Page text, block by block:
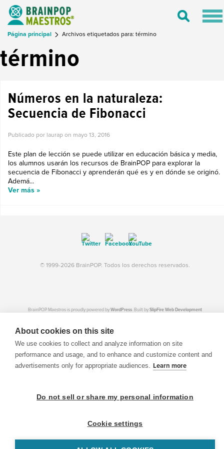
Toggle
Página principal Archivos etiquetados para: término
término
Números en la naturaleza:
Secuencia de Fibonacci
Publicado por laurap on mayo 13, 2016
Este plan de lección se puede utilizar en educación básica y media,
los alumnos usarán los recursos de BrainPOP para explorar la
secuencia de Fibonacci y aprenderán qué es y en dónde se originó.
Ademá...
Ver más »
© 1999-2026 BrainPOP. Todos los derechos reservados.
BrainPOP Maestros is proudly powered byWordPress. Built bySlipFire Web Development
About cookies on this site
We use cookies to collect and analyze information on site
performance and usage, and to enhance and customize content and
advertisements only for appropriate audiences. Learn more
Do not sell or share my personal information
Cookie settings